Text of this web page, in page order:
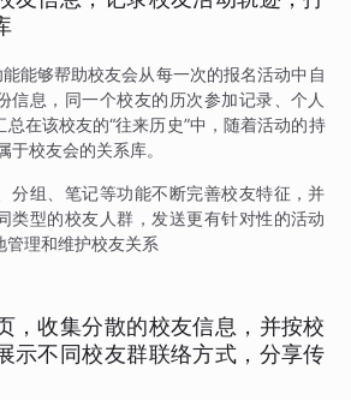
能能够帮助校友会从每一次的报名活动中自
信息，同一个校友的历次参加记录、个人
在该校友的“往来历史”中，随着活动的持
校友会的关系库。
分组、笔记等功能不断完善校友特征，并
类型的校友人群，发送更有针对性的活动
理和维护校友关系
，收集分散的校友信息，并按校
示不同校友群联络方式，分享传